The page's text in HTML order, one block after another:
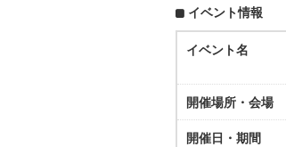
イベント情報
イベント名
開催場所・会場
開催日・期間